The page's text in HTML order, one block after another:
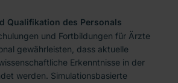
Qualifikation des Personals
und Fortbildungen für Ärzte
gewährleisten, dass aktuelle
Erkenntnisse in der
werden. Simulationsbasierte